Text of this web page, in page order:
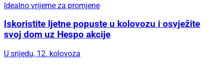
Idealno vrijeme za promjene
Iskoristite ljetne popuste u kolovozu i osvježite
svoj dom uz Hespo akcije
U srijedu, 12. kolovoza